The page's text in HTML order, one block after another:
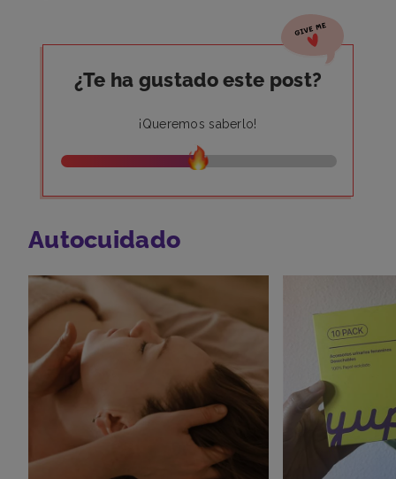
¿Te ha gustado este post?
¡Queremos saberlo!
Autocuidado